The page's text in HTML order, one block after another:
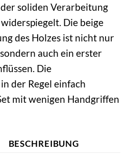
soliden Verarbeitung
Die beige
des Holzes ist nicht nur
auch ein erster
Die
der Regel einfach
mit wenigen Handgriffen
BESCHREIBUNG